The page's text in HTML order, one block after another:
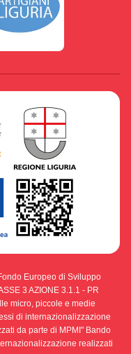
Europeo di Sviluppo
3 AZIONE 3.1.1 - PR
micro, piccole e medie
di internazionalizzazione
da parte di MPMI" Bando
realizzati